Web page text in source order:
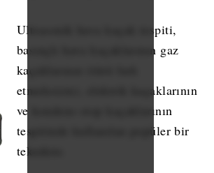
Ultrasonik hava kaçak tespiti,
basınçlı hava kaçaklarının gaz
kaçaklarının (türü fark
etmeksizin), elektrik kaçaklarının
ve kondens-stop kaçaklarının
tespitinde kullanılan popüler bir
tekniktir.